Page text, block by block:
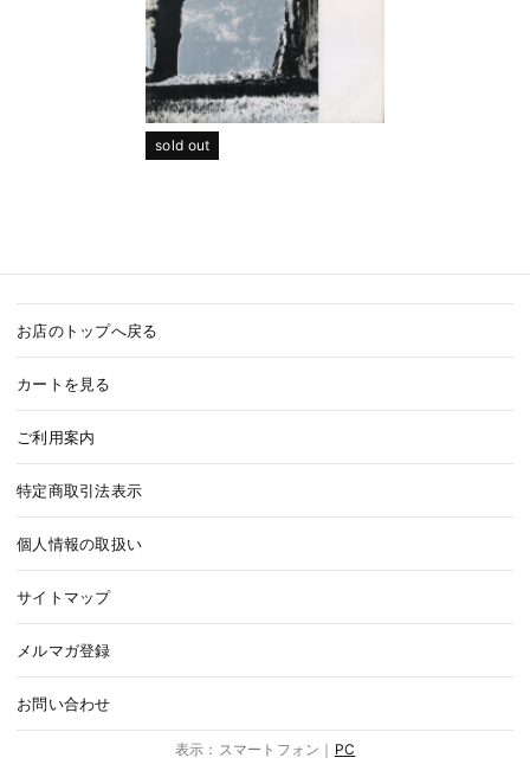
sold out
お店のトップへ戻る
カートを見る
ご利用案内
特定商取引法表示
個人情報の取扱い
サイトマップ
メルマガ登録
お問い合わせ
表示：スマートフォン｜ PC